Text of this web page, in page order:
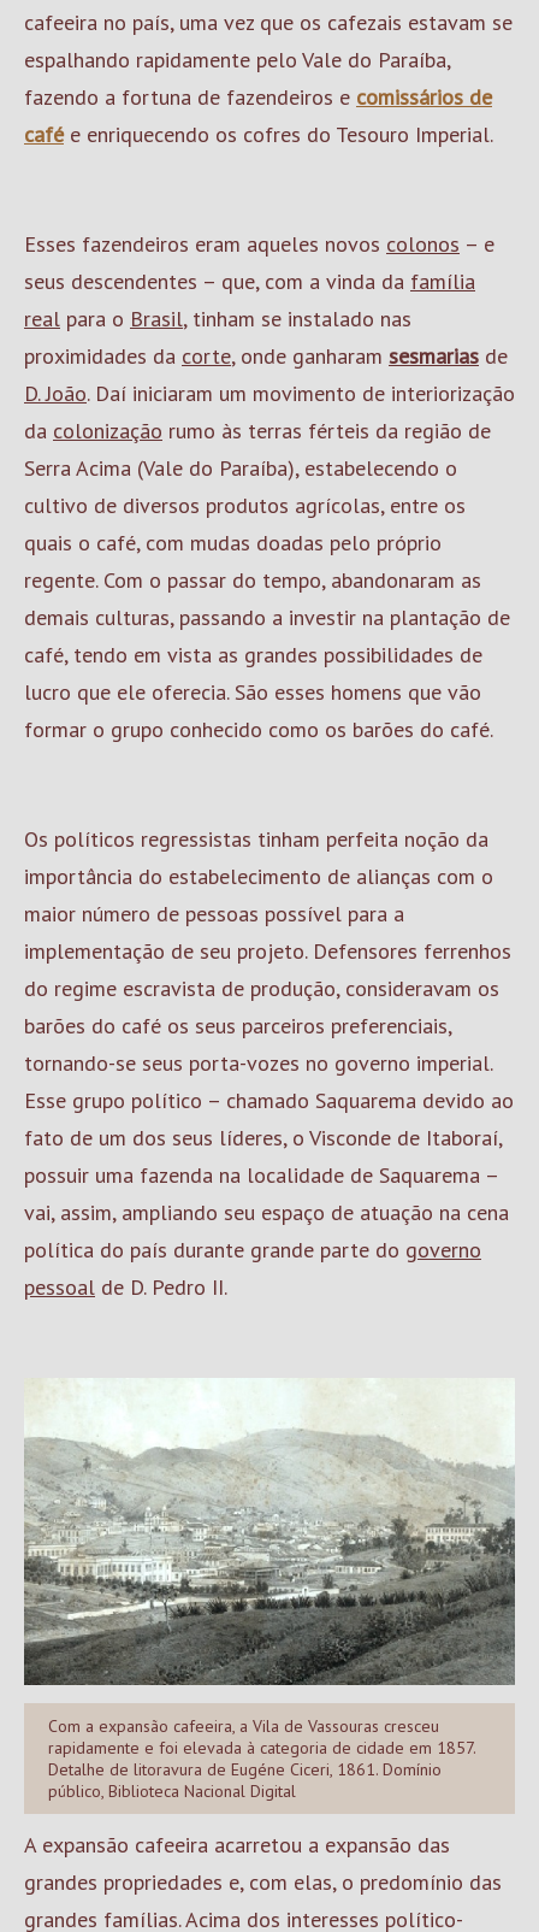
cafeeira no país, uma vez que os cafezais estavam se
espalhando rapidamente pelo Vale do Paraíba,
fazendo a fortuna de fazendeiros e comissários de
cafée enriquecendo os cofres do Tesouro Imperial.
Esses fazendeiros eram aqueles novos colonos – e
seus descendentes – que, com a vinda da família
real para o Brasil, tinham se instalado nas
proximidades da corte, onde ganharam sesmarias de
D. João. Daí iniciaram um movimento de interiorização
da colonização rumo às terras férteis da região de
Serra Acima (Vale do Paraíba), estabelecendo o
cultivo de diversos produtos agrícolas, entre os
quais o café, com mudas doadas pelo próprio
regente. Com o passar do tempo, abandonaram as
demais culturas, passando a investir na plantação de
café, tendo em vista as grandes possibilidades de
lucro que ele oferecia. São esses homens que vão
formar o grupo conhecido como os barões do café.
Os políticos regressistas tinham perfeita noção da
importância do estabelecimento de alianças com o
maior número de pessoas possível para a
implementação de seu projeto. Defensores ferrenhos
do regime escravista de produção, consideravam os
barões do café os seus parceiros preferenciais,
tornando-se seus porta-vozes no governo imperial.
Esse grupo político – chamado Saquarema devido ao
fato de um dos seus líderes, o Visconde de Itaboraí,
possuir uma fazenda na localidade de Saquarema –
vai, assim, ampliando seu espaço de atuação na cena
política do país durante grande parte do governo
pessoal de D. Pedro II.
Com a expansão cafeeira, a Vila de Vassouras cresceu
rapidamente e foi elevada à categoria de cidade em 1857.
Detalhe de litoravura de Eugéne Ciceri, 1861. Domínio
público, Biblioteca Nacional Digital
A expansão cafeeira acarretou a expansão das
grandes propriedades e, com elas, o predomínio das
grandes famílias. Acima dos interesses político-